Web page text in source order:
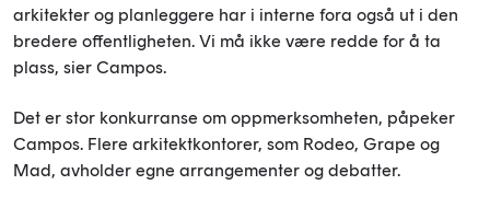
arkitekter og planleggere har i interne fora også ut i den
bredere offentligheten. Vi må ikke være redde for å ta
plass, sier Campos.
Det er stor konkurranse om oppmerksomheten, påpeker
Campos. Flere arkitektkontorer, som Rodeo, Grape og
Mad, avholder egne arrangementer og debatter.